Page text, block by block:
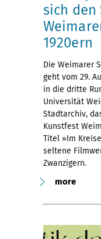
sich den
1920ern
Die Weimarer
geht vom 29.
in die dritte
Universität
Stadtarchiv,
Kunstfest
Titel »Im
seltene
Zwanzigern.
more